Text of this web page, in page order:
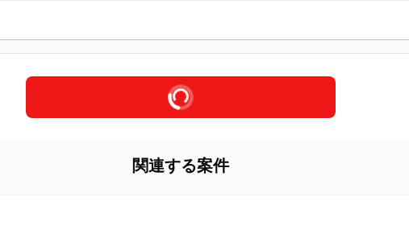
関連する案件